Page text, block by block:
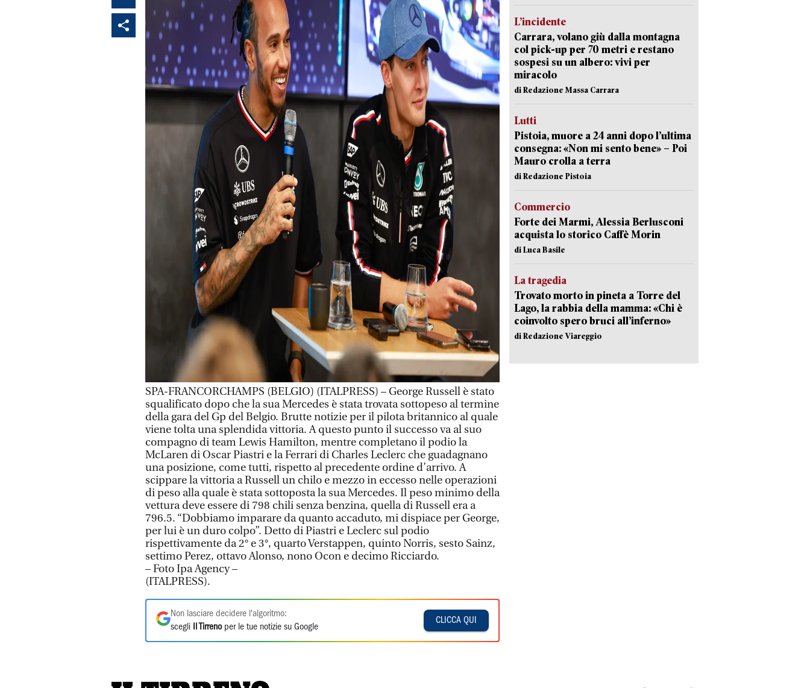
SPA-FRANCORCHAMPS (BELGIO) (ITALPRESS) – George Russell è stato
squalificato dopo che la sua Mercedes è stata trovata sottopeso al termine
della gara del Gp del Belgio. Brutte notizie per il pilota britannico al quale
viene tolta una splendida vittoria. A questo punto il successo va al suo
compagno di team Lewis Hamilton, mentre completano il podio la
McLaren di Oscar Piastri e la Ferrari di Charles Leclerc che guadagnano
una posizione, come tutti, rispetto al precedente ordine d’arrivo. A
scippare la vittoria a Russell un chilo e mezzo in eccesso nelle operazioni
di peso alla quale è stata sottoposta la sua Mercedes. Il peso minimo della
vettura deve essere di 798 chili senza benzina, quella di Russell era a
796.5. “Dobbiamo imparare da quanto accaduto, mi dispiace per George,
per lui è un duro colpo”. Detto di Piastri e Leclerc sul podio
rispettivamente da 2° e 3°, quarto Verstappen, quinto Norris, sesto Sainz,
settimo Perez, ottavo Alonso, nono Ocon e decimo Ricciardo.
– Foto Ipa Agency –
(ITALPRESS).
Non lasciare decidere l'algoritmo:
scegli
Il Tirrenoper le tue notizie su Google
CLICCA QUI
L’incidente
Carrara, volano giù dalla montagna
col pick-up per 70 metri e restano
sospesi su un albero: vivi per
miracolo
di Redazione Massa Carrara
Lutti
Pistoia, muore a 24 anni dopo l’ultima
consegna: «Non mi sento bene» – Poi
Mauro crolla a terra
di Redazione Pistoia
Commercio
Forte dei Marmi, Alessia Berlusconi
acquista lo storico Caffè Morin
di Luca Basile
La tragedia
Trovato morto in pineta a Torre del
Lago, la rabbia della mamma: «Chi è
coinvolto spero bruci all’inferno»
di Redazione Viareggio